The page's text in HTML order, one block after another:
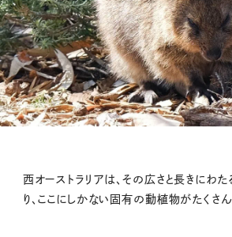
西オーストラリアは、その広さと長きにわ
り、ここにしかない固有の動植物がたくさん